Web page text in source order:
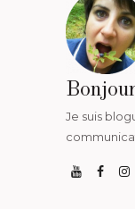
Je suis